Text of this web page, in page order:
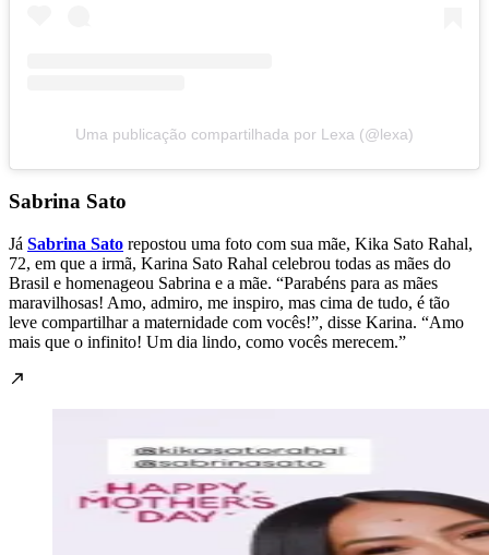
Uma publicação compartilhada por Lexa (@lexa)
Sabrina Sato
Já Sabrina Sato repostou uma foto com sua mãe, Kika Sato Rahal,
72, em que a irmã, Karina Sato Rahal celebrou todas as mães do
Brasil e homenageou Sabrina e a mãe. “Parabéns para as mães
maravilhosas! Amo, admiro, me inspiro, mas cima de tudo, é tão
leve compartilhar a maternidade com vocês!”, disse Karina. “Amo
mais que o infinito! Um dia lindo, como vocês merecem.”